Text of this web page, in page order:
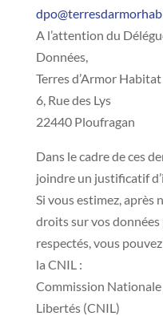
A l’attention du
Données,
Terres d’Armor Habitat
6, Rue des Lys
22440 Ploufragan
Dans le cadre de ces
joindre un justificatif
Si vous estimez, après
droits sur vos
respectés, vous pouvez
la CNIL :
Commission
Libertés (CNIL)